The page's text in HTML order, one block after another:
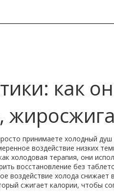
как
принимаете холодный
воздействие низких
холодовая терапия, они
восстановление без
воздействие холода
сжигает калории, чтобы